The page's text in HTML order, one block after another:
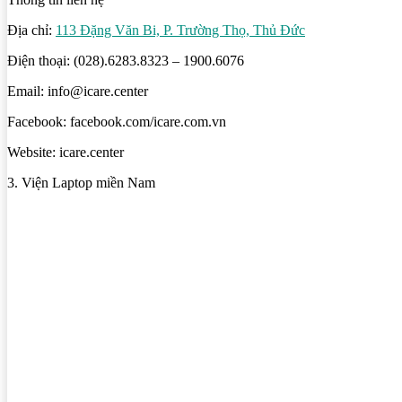
Địa chỉ: 113 Đặng Văn Bi, P. Trường Thọ, Thủ Đức
Điện thoại: (028).6283.8323 – 1900.6076
Email: info@icare.center
Facebook: facebook.com/icare.com.vn
Website: icare.center
3. Viện Laptop miền Nam